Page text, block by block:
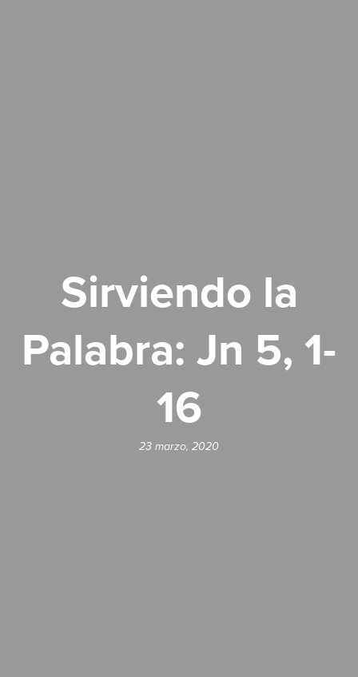
Sirviendo la
Palabra: Jn 5, 1-
16
23 marzo, 2020